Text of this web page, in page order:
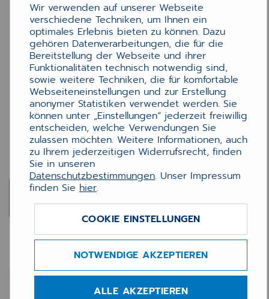
INNO Assistenzschulung
524,00 €
Wir verwenden auf unserer Webseite
verschiedene Techniken, um Ihnen ein
optimales Erlebnis bieten zu können. Dazu
gehören Datenverarbeitungen, die für die
Bereitstellung der Webseite und ihrer
Funktionalitäten technisch notwendig sind,
sowie weitere Techniken, die für komfortable
Webseiteneinstellungen und zur Erstellung
anonymer Statistiken verwendet werden. Sie
können unter „Einstellungen“ jederzeit freiwillig
entscheiden, welche Verwendungen Sie
zulassen möchten. Weitere Informationen, auch
zu Ihrem jederzeitigen Widerrufsrecht, finden
Sie in unseren
Datenschutzbestimmungen. Unser Impressum
finden Sie hier.
COOKIE EINSTELLUNGEN
NOTWENDIGE AKZEPTIEREN
ALLE AKZEPTIEREN